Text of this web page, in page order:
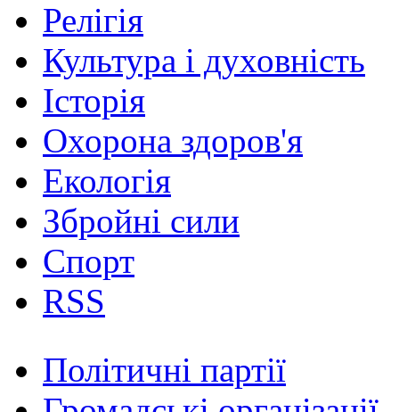
Релігія
Культура і духовність
Історія
Охорона здоров'я
Екологія
Збройні сили
Спорт
RSS
Політичні партії